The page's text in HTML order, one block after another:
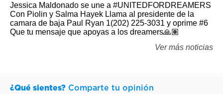
Jessica Maldonado se une a #UNITEDFORDREAMERS
Con Piolin y Salma Hayek Llama al presidente de la
camara de baja Paul Ryan 1(202) 225-3031 y oprime #6
Que tu mensaje que apoyas a los dreamers🙏🏽
Ver más noticias
¿Qué sientes? Comparte tu opinión